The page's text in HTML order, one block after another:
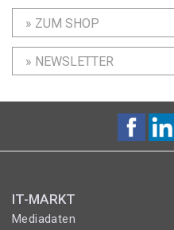
» ZUM SHOP
» NEWSLETTER
IT-MARKT
Mediadaten